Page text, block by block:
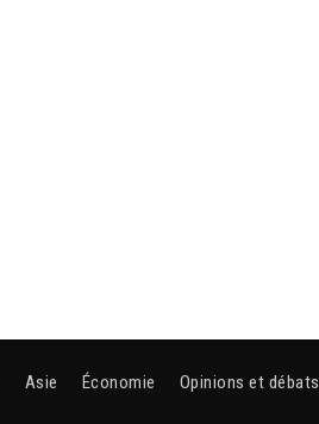
Asie Économie Opinions et débats